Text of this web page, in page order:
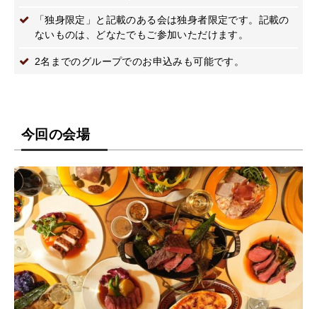
「独身限定」と記載のある会は独身者限定です。記載の
ないものは、どなたでもご参加いただけます。
2名までのグループでのお申込みも可能です。
今回の会場